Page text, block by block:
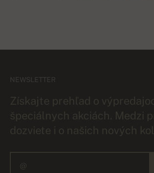
NEWSLETTER
Získajte prehľad o
špeciálnych akciách. Medzi
dozviete i o našich nových